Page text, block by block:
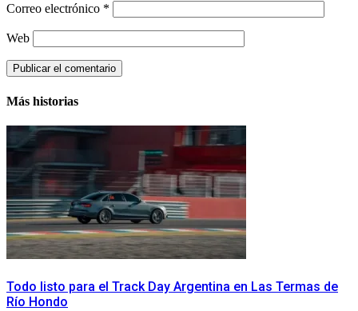
Correo electrónico *
Web
Más historias
Todo listo para el Track Day Argentina en Las Termas de
Río Hondo